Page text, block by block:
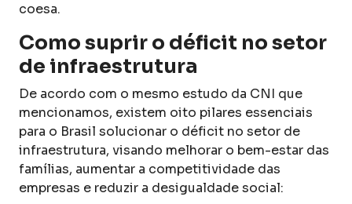
coesa.
Como suprir o déficit no setor
de infraestrutura
De acordo com o mesmo estudo da CNI que
mencionamos, existem oito pilares essenciais
para o Brasil solucionar o déficit no setor de
infraestrutura, visando melhorar o bem-estar das
famílias, aumentar a competitividade das
empresas e reduzir a desigualdade social: